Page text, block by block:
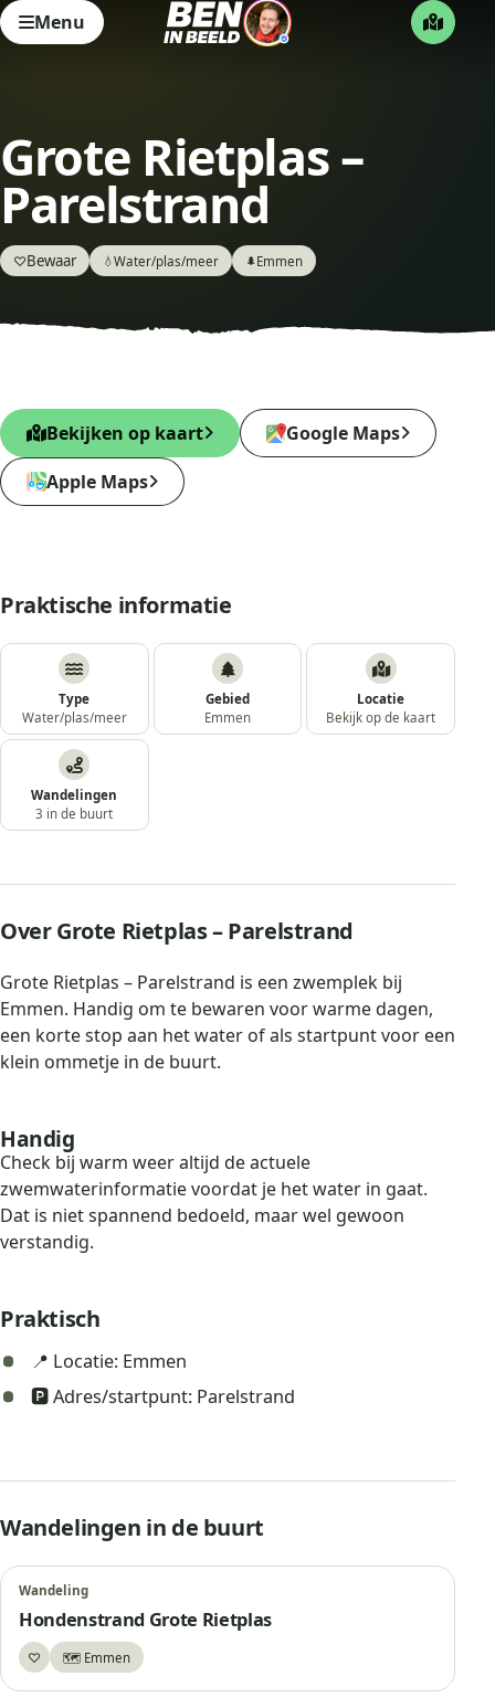
Menu
Grote Rietplas –
Parelstrand
♡Bewaar 💧Water/plas/meer 🌲Emmen
Bekijken op kaart
Google Maps
Apple Maps
Praktische informatie
Type
Water/plas/meer
Gebied
Emmen
Locatie
Bekijk op de kaart
Wandelingen
3 in de buurt
Over Grote Rietplas – Parelstrand
Grote Rietplas – Parelstrand is een zwemplek bij
Emmen. Handig om te bewaren voor warme dagen,
een korte stop aan het water of als startpunt voor een
klein ommetje in de buurt.
Handig
Check bij warm weer altijd de actuele
zwemwaterinformatie voordat je het water in gaat.
Dat is niet spannend bedoeld, maar wel gewoon
verstandig.
Praktisch
📍 Locatie: Emmen
🅿️ Adres/startpunt: Parelstrand
Wandelingen in de buurt
Wandeling
Hondenstrand Grote Rietplas
♡Bewaar🗺️ Emmen